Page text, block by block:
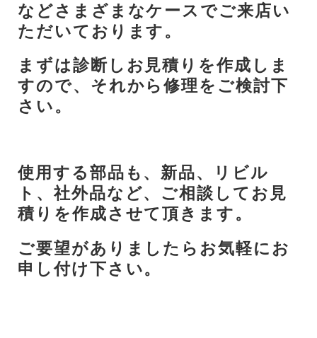
などさまざまなケースでご来店い
ただいております。
まずは診断しお見積りを作成しま
すので、それから修理をご検討下
さい。
使用する部品も、新品、リビル
ト、社外品など、ご相談してお見
積りを作成させて頂きます。
ご要望がありましたらお気軽にお
申し付け下さい。